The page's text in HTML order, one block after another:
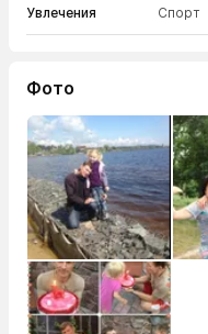
Увлечения Спорт
Фото